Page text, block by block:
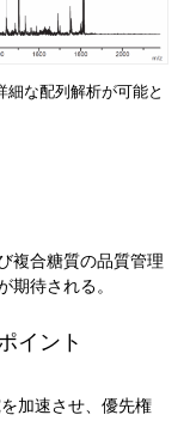
な配列解析が可能と
複合糖質の品質管理
期待される。
イント
加速させ、優先権